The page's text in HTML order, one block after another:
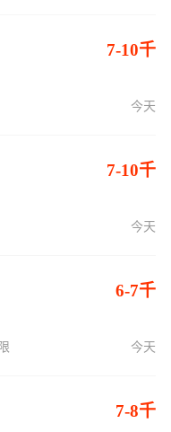
7-10千
今天
7-10千
今天
6-7千
今天
7-8千